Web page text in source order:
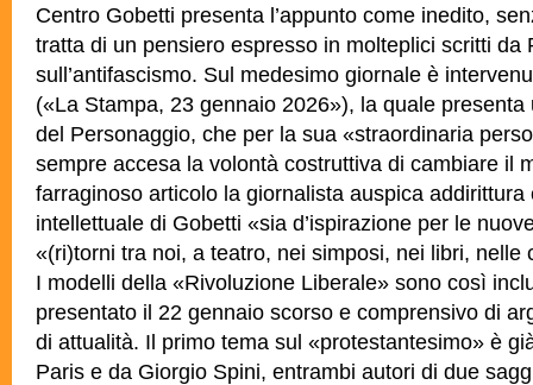
Centro Gobetti presenta l’appunto come inedito,
tratta di un pensiero espresso in molteplici scritti da
sull’antifascismo. Sul medesimo giornale è
(«La Stampa, 23 gennaio 2026»), la quale
del Personaggio, che per la sua «straordinaria
sempre accesa la volontà costruttiva di cambiare il
farraginoso articolo la giornalista auspica addirittura
intellettuale di Gobetti «sia d’ispirazione per le
«(ri)torni tra noi, a teatro, nei simposi, nei libri, nelle
I modelli della «Rivoluzione Liberale» sono così
presentato il 22 gennaio scorso e comprensivo di
di attualità. Il primo tema sul «protestantesimo» è
Paris e da Giorgio Spini, entrambi autori di due